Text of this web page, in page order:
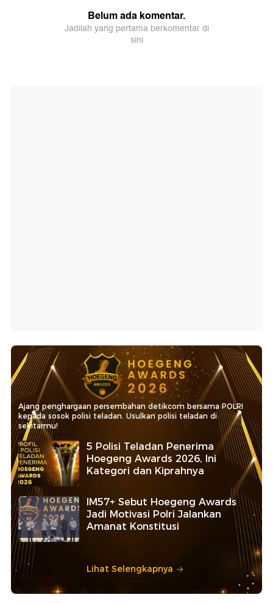
Ajang penghargaan persembahan detikcom bersama POLRI
kepada sosok polisi teladan. Usulkan polisi teladan di
sekitarmu!
5 Polisi Teladan Penerima
Hoegeng Awards 2026, Ini
Kategori dan Kiprahnya
IM57+ Sebut Hoegeng Awards
Jadi Motivasi Polri Jalankan
Amanat Konstitusi
Lihat Selengkapnya